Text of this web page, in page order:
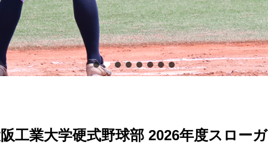
工業大学硬式野球部 2026年度スロー